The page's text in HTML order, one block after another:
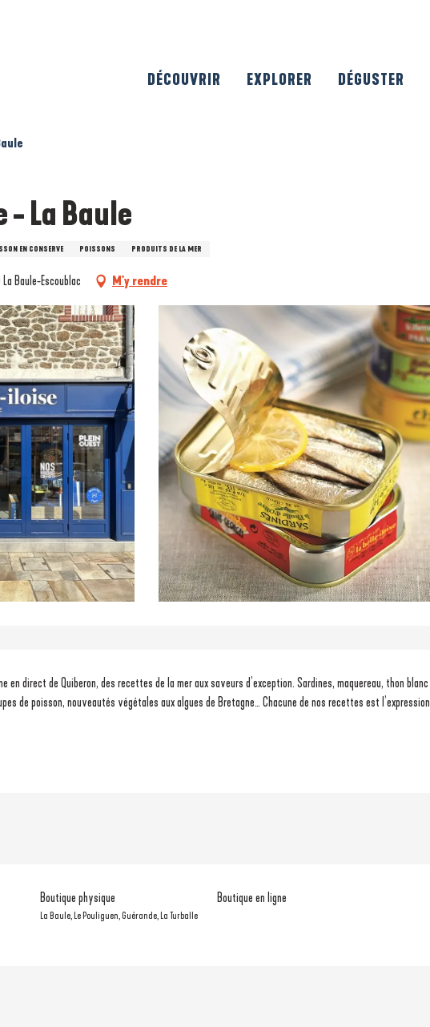
DÉCOUVRIR EXPLORER DÉGUSTER
- La Baule
EN CONSERVE POISSONS PRODUITS DE LA MER
Baule-Escoublac M'y rendre
de poisson, nouveautés végétales aux algues de Bretagne… Chacune de nos recettes est l’expression
Boutique physique
La Baule, Le Pouliguen, Guérande, La Turballe
Boutique en ligne